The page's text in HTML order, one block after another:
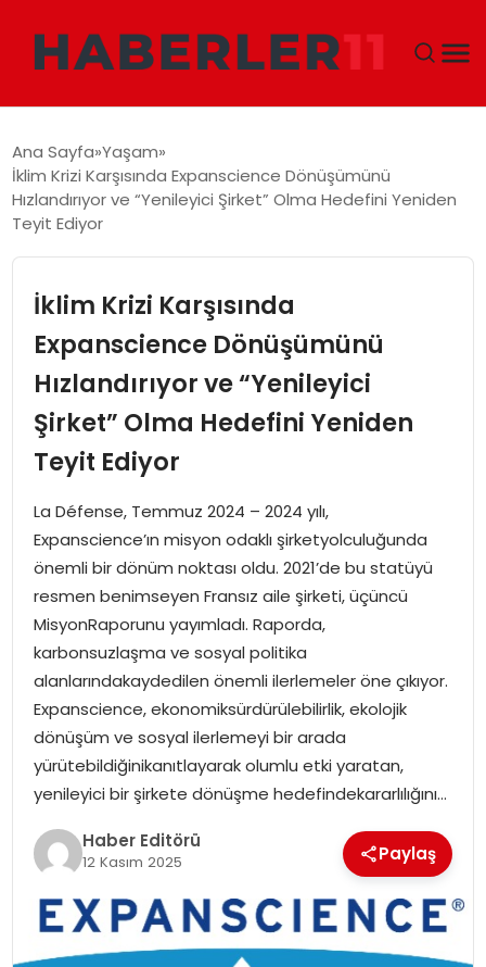
DÜNYA
SIYASET
TEKNOLOJI
EĞITIM
MAGAZIN
SPOR
Ana Sayfa Yaşam
İklim Krizi Karşısında Expanscience Dönüşümünü
Hızlandırıyor ve “Yenileyici Şirket” Olma Hedefini Yeniden
Teyit Ediyor
İklim Krizi Karşısında
Expanscience Dönüşümünü
Hızlandırıyor ve “Yenileyici
Şirket” Olma Hedefini Yeniden
Teyit Ediyor
La Défense, Temmuz 2024 – 2024 yılı,
Expanscience’ın misyon odaklı şirketyolculuğunda
önemli bir dönüm noktası oldu. 2021’de bu statüyü
resmen benimseyen Fransız aile şirketi, üçüncü
MisyonRaporunu yayımladı. Raporda,
karbonsuzlaşma ve sosyal politika
alanlarındakaydedilen önemli ilerlemeler öne çıkıyor.
Expanscience, ekonomiksürdürülebilirlik, ekolojik
dönüşüm ve sosyal ilerlemeyi bir arada
yürütebildiğinikanıtlayarak olumlu etki yaratan,
yenileyici bir şirkete dönüşme hedefindekararlılığını…
Haber Editörü
12 Kasım 2025 Paylaş